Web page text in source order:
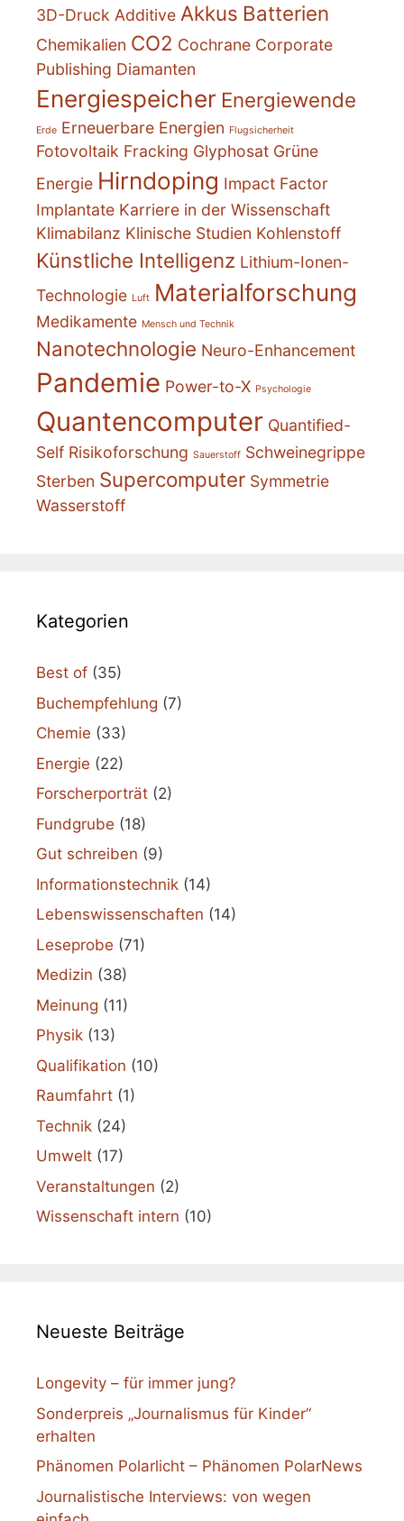
3D-Druck Additive Akkus Batterien
Chemikalien CO2 Cochrane Corporate
Publishing Diamanten
Energiespeicher Energiewende
Erde Erneuerbare Energien Flugsicherheit
Fotovoltaik Fracking Glyphosat Grüne
Energie Hirndoping Impact Factor
Implantate Karriere in der Wissenschaft
Klimabilanz Klinische Studien Kohlenstoff
Künstliche Intelligenz Lithium-Ionen-
Technologie Luft Materialforschung
Medikamente Mensch und Technik
Nanotechnologie Neuro-Enhancement
Pandemie Power-to-X Psychologie
Quantencomputer Quantified-
Self Risikoforschung Sauerstoff Schweinegrippe
Sterben Supercomputer Symmetrie
Wasserstoff
Kategorien
Best of (35)
Buchempfehlung (7)
Chemie (33)
Energie (22)
Forscherporträt (2)
Fundgrube (18)
Gut schreiben (9)
Informationstechnik (14)
Lebenswissenschaften (14)
Leseprobe (71)
Medizin (38)
Meinung (11)
Physik (13)
Qualifikation (10)
Raumfahrt (1)
Technik (24)
Umwelt (17)
Veranstaltungen (2)
Wissenschaft intern (10)
Neueste Beiträge
Longevity – für immer jung?
Sonderpreis „Journalismus für Kinder“
erhalten
Phänomen Polarlicht – Phänomen PolarNews
Journalistische Interviews: von wegen